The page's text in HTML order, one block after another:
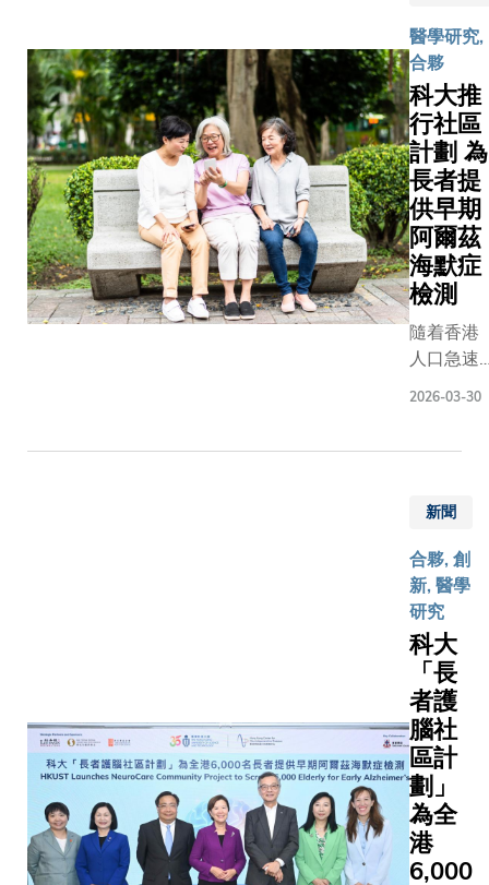
醫學研究,
合夥
科大推
行社區
計劃 為
長者提
供早期
阿爾茲
海默症
檢測
隨着香港
人口急速
人口超過
動認識大
腦健康並
及早期介
入，已成
刻不容緩
的社會課
題。人口
結構的變
化，反映
社會急需
有效的策
略來應對
2026-03-30
新聞
合夥, 創
新, 醫學
研究
科大
「長
者護
腦社
區計
劃」
為全
港
6,000